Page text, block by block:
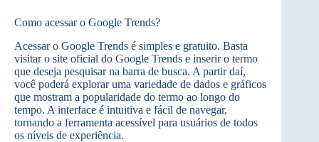
Como acessar o Google Trends?
Acessar o Google Trends é simples e gratuito. Basta
visitar o site oficial do Google Trends e inserir o termo
que deseja pesquisar na barra de busca. A partir daí,
você poderá explorar uma variedade de dados e gráficos
que mostram a popularidade do termo ao longo do
tempo. A interface é intuitiva e fácil de navegar,
tornando a ferramenta acessível para usuários de todos
os níveis de experiência.